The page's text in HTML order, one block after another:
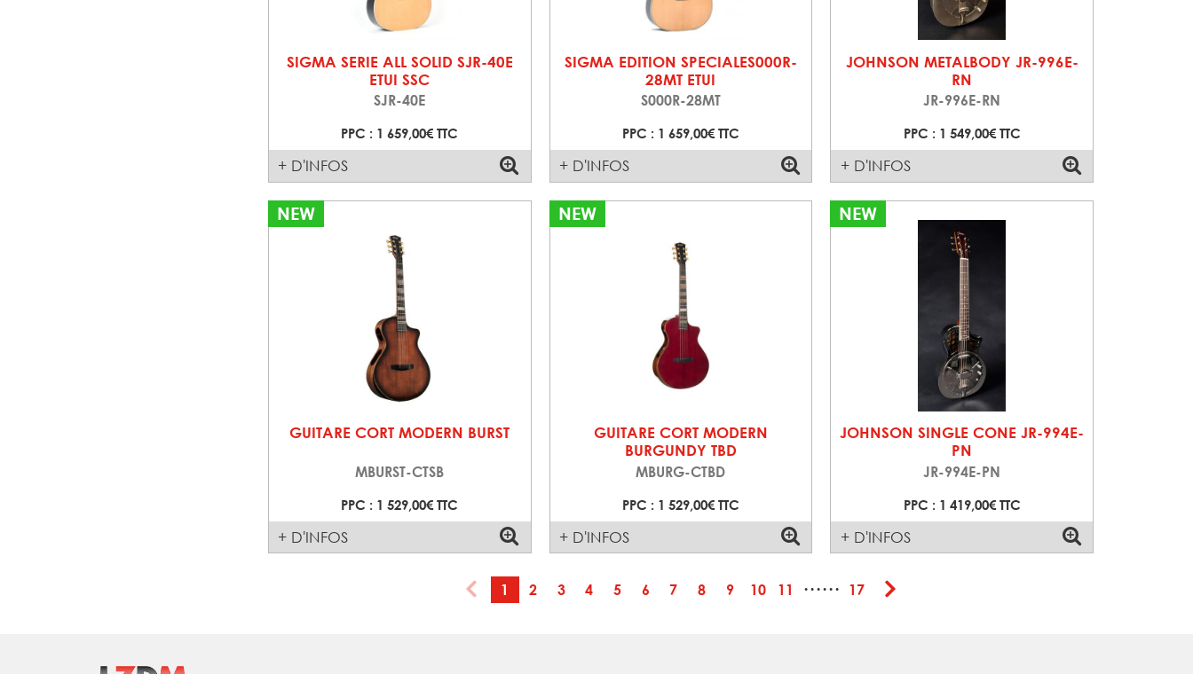
SIGMA SERIE ALL SOLID SJR-40E
ETUI SSC
SJR-40E
PPC : 1 659,00€ TTC
+ D'INFOS
SIGMA EDITION SPECIALES000R-
28MT ETUI
S000R-28MT
PPC : 1 659,00€ TTC
+ D'INFOS
JOHNSON METALBODY JR-996E-
RN
JR-996E-RN
PPC : 1 549,00€ TTC
+ D'INFOS
NEW
GUITARE CORT MODERN BURST
MBURST-CTSB
PPC : 1 529,00€ TTC
+ D'INFOS
NEW
GUITARE CORT MODERN
BURGUNDY TBD
MBURG-CTBD
PPC : 1 529,00€ TTC
+ D'INFOS
NEW
JOHNSON SINGLE CONE JR-994E-
PN
JR-994E-PN
PPC : 1 419,00€ TTC
+ D'INFOS
1 2 3 4 5 6 7 8 9 10 11 ······ 17